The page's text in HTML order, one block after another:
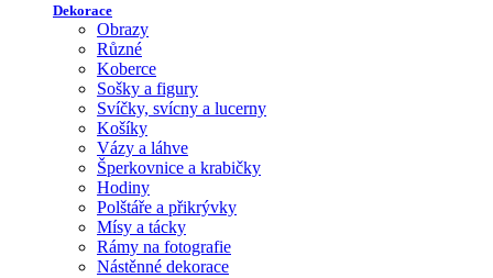
Dekorace
Obrazy
Různé
Koberce
Sošky a figury
Svíčky, svícny a lucerny
Košíky
Vázy a láhve
Šperkovnice a krabičky
Hodiny
Polštáře a přikrývky
Mísy a tácky
Rámy na fotografie
Nástěnné dekorace